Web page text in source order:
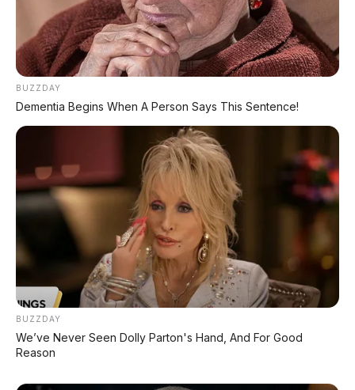
BUZZDAY
Dementia Begins When A Person Says This Sentence!
BUZZDAY
We’ve Never Seen Dolly Parton's Hand, And For Good
Reason